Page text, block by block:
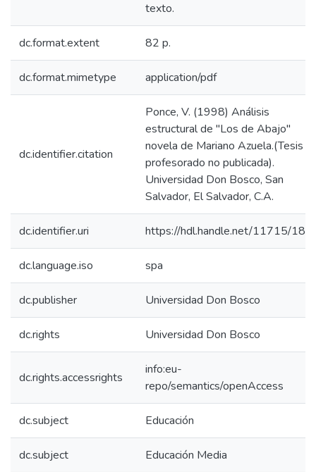
texto.
dc.format.extent 82 p.
dc.format.mimetype application/pdf
dc.identifier.citation
Ponce, V. (1998) Análisis
estructural de "Los de Abajo"
novela de Mariano Azuela.(Tesis
profesorado no publicada).
Universidad Don Bosco, San
Salvador, El Salvador, C.A.
dc.identifier.uri https://hdl.handle.net/11715/
dc.language.iso spa
dc.publisher Universidad Don Bosco
dc.rights Universidad Don Bosco
dc.rights.accessrights
info:eu-
repo/semantics/openAccess
dc.subject Educación
dc.subject Educación Media